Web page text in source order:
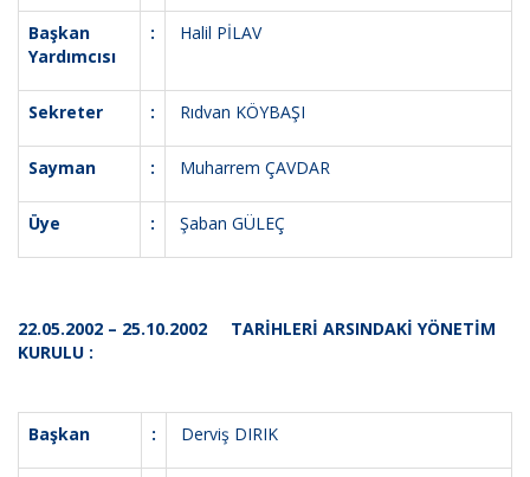
Başkan
Yardımcısı
: Halil PİLAV
Sekreter : Rıdvan KÖYBAŞI
Sayman : Muharrem ÇAVDAR
Üye : Şaban GÜLEÇ
22.05.2002 – 25.10.2002 TARİHLERİ ARSINDAKİ YÖNETİM
KURULU :
Başkan : Derviş DIRIK